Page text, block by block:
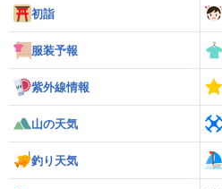
初詣
服装予報
紫外線情報
山の天気
釣り天気